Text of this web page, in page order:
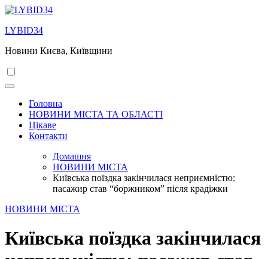
Перейти
вмісту
LYBID34
Новини Києва, Київщини
Головна
НОВИНИ МІСТА ТА ОБЛАСТІ
Цікаве
Контакти
Домашня
НОВИНИ МІСТА
Київська поїздка закінчилася неприємністю:
пасажир став “боржником” після крадіжки
НОВИНИ МІСТА
Київська поїздка закінчилася